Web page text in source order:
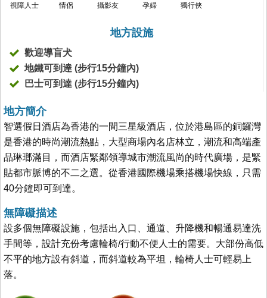
視障人士 情侶 攝影友 孕婦 獨行俠
地方設施
歡迎導盲犬
地鐵可到達 (步行15分鐘內)
巴士可到達 (步行15分鐘內)
地方簡介
智選假日酒店為香港的一間三星級酒店，位於港島區的銅鑼灣
是香港的時尚潮流熱點，大型商場內名店林立，潮流和高端產
品琳瑯滿目，而酒店緊鄰領導城市潮流風尚的時代廣場，是緊
貼都市脈博的不二之選。從香港國際機場乘搭機場快線，只需
40分鐘即可到達。
無障礙描述
設多個無障礙設施，包括出入口、通道、升降機和暢通易達洗
手間等，設計充份考慮輪椅/行動不便人士的需要。大部份高低
不平的地方設有斜道，而斜道較為平坦，輪椅人士可輕易上
落。